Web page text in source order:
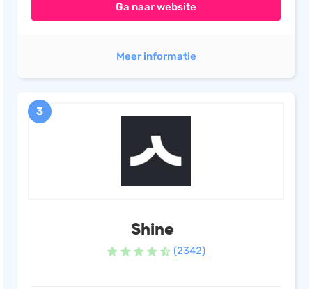
Ga naar website
Meer informatie
3
Shine
(2342)